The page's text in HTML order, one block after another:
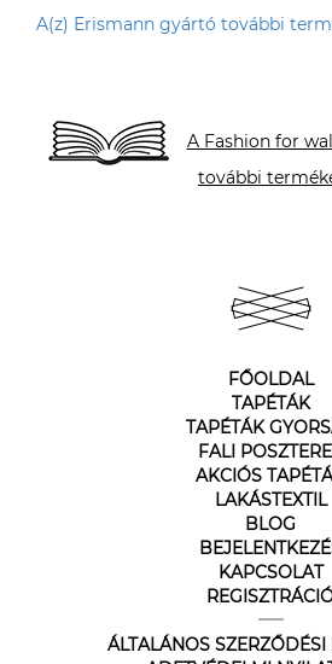
A(z) Erismann gyártó további
A Fashion for
további
FŐOLDAL
TAPÉTÁK
TAPÉTÁK
FALI
AKCIÓS
LAKÁSTEXTIL
BLOG
KAPCSOLAT
ÁLTALÁNOS SZERZŐDÉSI